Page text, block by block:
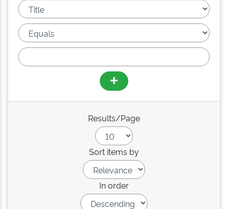
Results/Page
Sort items by
In order